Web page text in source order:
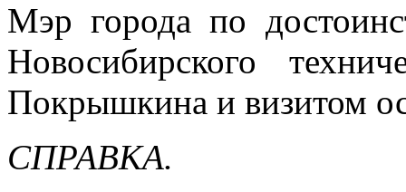
Мэр города по
Новосибирского
Покрышкина и визитом
СПРАВКА.